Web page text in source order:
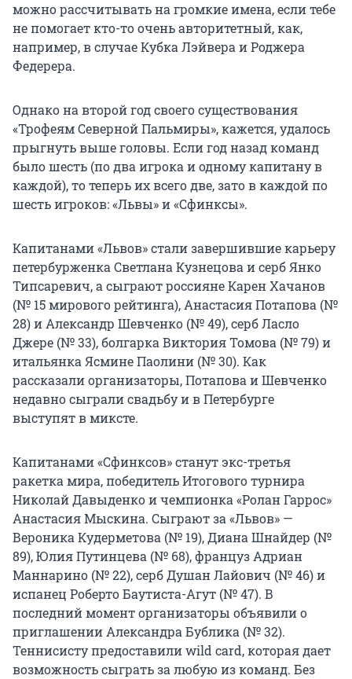
можно рассчитывать на громкие имена, если тебе
не помогает кто-то очень авторитетный, как,
например, в случае Кубка Лэйвера и Роджера
Федерера.
Однако на второй год своего существования
«Трофеям Северной Пальмиры», кажется, удалось
прыгнуть выше головы. Если год назад команд
было шесть (по два игрока и одному капитану в
каждой), то теперь их всего две, зато в каждой по
шесть игроков: «Львы» и «Сфинксы».
Капитанами «Львов» стали завершившие карьеру
петербурженка Светлана Кузнецова и серб Янко
Типсаревич, а сыграют россияне Карен Хачанов
(№ 15 мирового рейтинга), Анастасия Потапова (№
28) и Александр Шевченко (№ 49), серб Ласло
Джере (№ 33), болгарка Виктория Томова (№ 79) и
итальянка Ясмине Паолини (№ 30). Как
рассказали организаторы, Потапова и Шевченко
недавно сыграли свадьбу и в Петербурге
выступят в миксте.
Капитанами «Сфинксов» станут экс-третья
ракетка мира, победитель Итогового турнира
Николай Давыденко и чемпионка «Ролан Гаррос»
Анастасия Мыскина. Сыграют за «Львов» —
Вероника Кудерметова (№ 19), Диана Шнайдер (№
89), Юлия Путинцева (№ 68), француз Адриан
Маннарино (№ 22), серб Душан Лайович (№ 46) и
испанец Роберто Баутиста-Агут (№ 47). В
последний момент организаторы объявили о
приглашении Александра Бублика (№ 32).
Теннисисту предоставили wild card, которая дает
возможность сыграть за любую из команд. Без